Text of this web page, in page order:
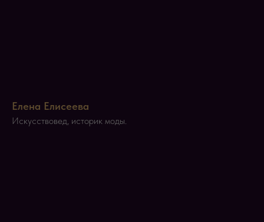
Елена Елисеева
Искусствовед, историк моды.